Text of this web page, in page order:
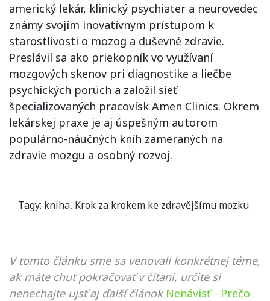
americký lekár, klinický psychiater a neurovedec
známy svojím inovatívnym prístupom k
starostlivosti o mozog a duševné zdravie.
Preslávil sa ako priekopník vo využívaní
mozgových skenov pri diagnostike a liečbe
psychických porúch a založil sieť
špecializovaných pracovísk Amen Clinics. Okrem
lekárskej praxe je aj úspešným autorom
populárno-náučných kníh zameraných na
zdravie mozgu a osobný rozvoj.
Tagy: kniha, Krok za krokem ke zdravějšímu mozku
V tomto článku sme sa venovali konkrétnej téme,
ak máte chuť pokračovať v čítaní, určite si
nenechajte ujsť aj ďalší článok Nenávisť - Prečo